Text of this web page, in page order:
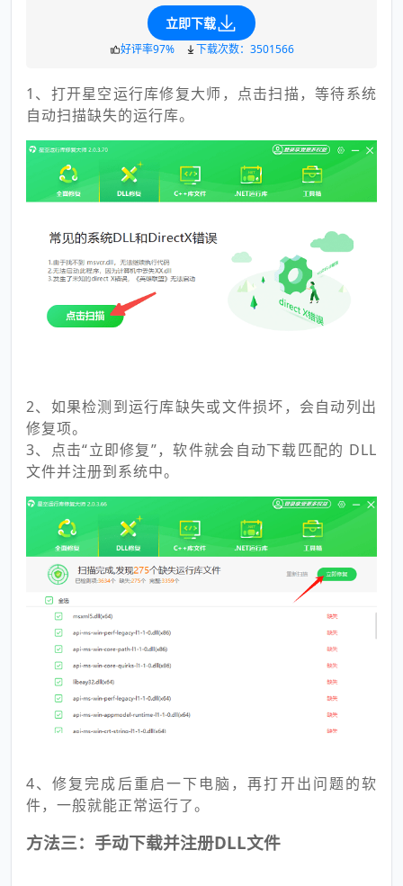
立即下载
好评率97% 下载次数：3501566
1、打开星空运行库修复大师，点击扫描，等待系统
自动扫描缺失的运行库。
2、如果检测到运行库缺失或文件损坏，会自动列出
修复项。
3、点击“立即修复”，软件就会自动下载匹配的 DLL
文件并注册到系统中。
4、修复完成后重启一下电脑，再打开出问题的软
件，一般就能正常运行了。
方法三：手动下载并注册DLL文件